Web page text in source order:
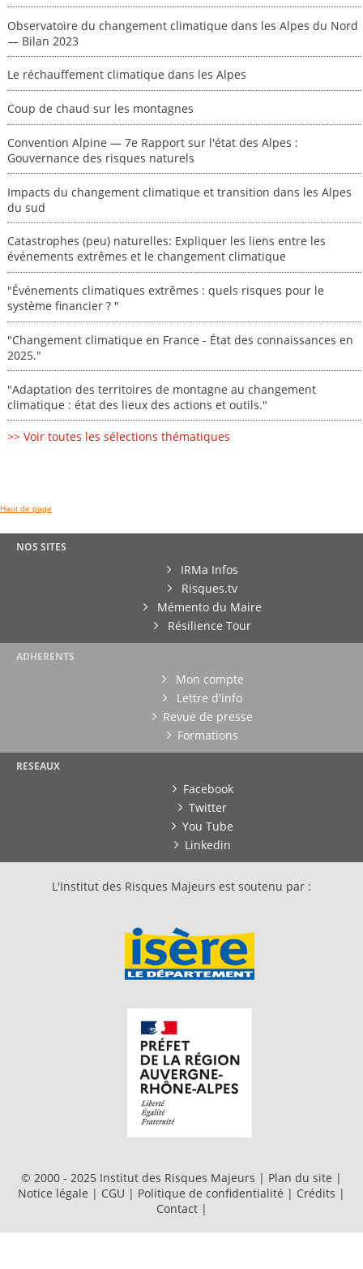
Observatoire du changement climatique dans les Alpes du Nord
— Bilan 2023
Le réchauffement climatique dans les Alpes
Coup de chaud sur les montagnes
Convention Alpine — 7e Rapport sur l'état des Alpes :
Gouvernance des risques naturels
Impacts du changement climatique et transition dans les Alpes
du sud
Catastrophes (peu) naturelles: Expliquer les liens entre les
événements extrêmes et le changement climatique
"Événements climatiques extrêmes : quels risques pour le
système financier ? "
"Changement climatique en France - État des connaissances en
2025."
"Adaptation des territoires de montagne au changement
climatique : état des lieux des actions et outils."
>> Voir toutes les sélections thématiques
Haut de page
NOS SITES
IRMa Infos
Risques.tv
Mémento du Maire
Résilience Tour
ADHERENTS
Mon compte
Lettre d'info
Revue de presse
Formations
RESEAUX
Facebook
Twitter
You Tube
Linkedin
L'Institut des Risques Majeurs est soutenu par :
© 2000 - 2025 Institut des Risques Majeurs | Plan du site |
Notice légale | CGU | Politique de confidentialité | Crédits |
Contact |